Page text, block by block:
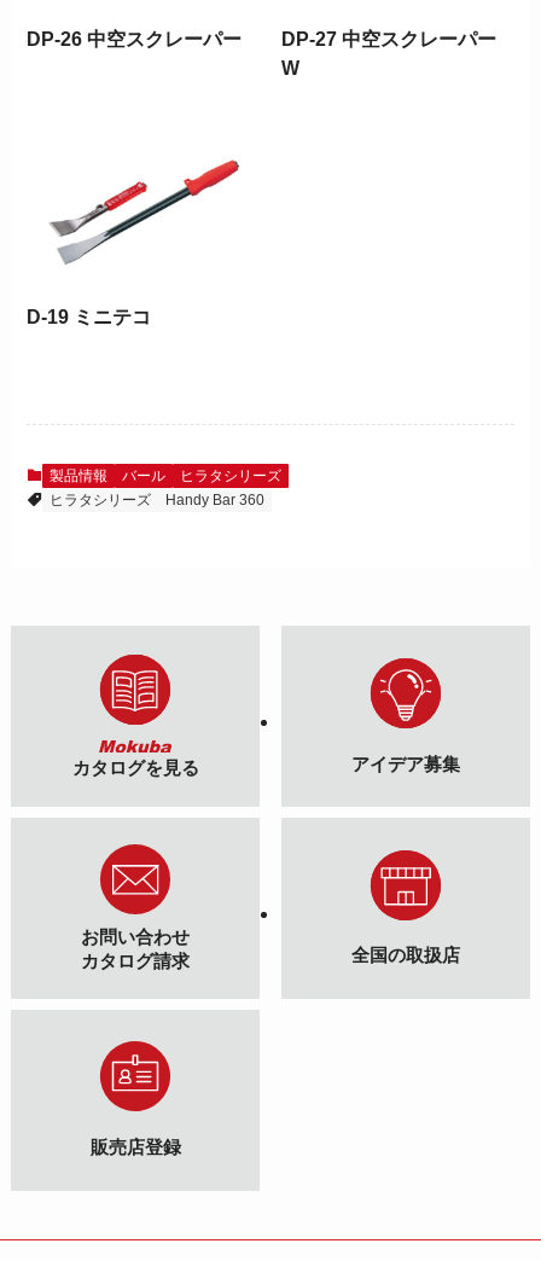
DP-26 中空スクレーパー
DP-27 中空スクレーパー
W
D-19 ミニテコ
製品情報 バール
ヒラタシリーズ
ヒラタシリーズ
Handy Bar 360
カタログを見る アイデア募集
お問い合わせ
カタログ請求
全国の取扱店
販売店登録